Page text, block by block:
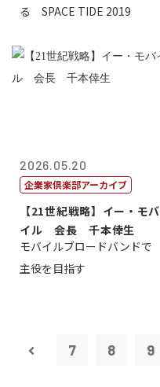
る SPACE TIDE 2019
2026.05.20
企業家倶楽部アーカイブ
【21世紀戦略】イー・モバ
イル 会長 千本倖生
モバイルブロードバンドで
主役を目指す
7 8 9